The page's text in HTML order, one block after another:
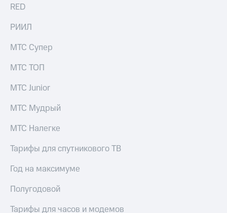
Описание
Уведомление
погашении
облигаций
Реквизиты
Контакты
развитие
На главную
RED
РИИЛ
МТС Супер
МТС ТОП
МТС Junior
МТС Мудрый
МТС Налегке
Тарифы для спутникового ТВ
Год на максимуме
Полугодовой
Тарифы для часов и модемов